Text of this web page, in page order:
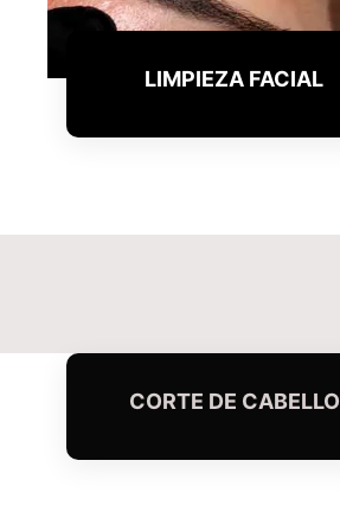
LIMPIEZA FACIAL
CORTE DE CABELLO